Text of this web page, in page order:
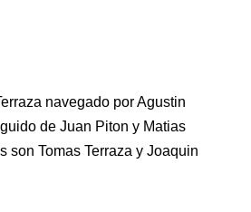
navegado por Agustin
de Juan Piton y Matias
son Tomas Terraza y Joaquin